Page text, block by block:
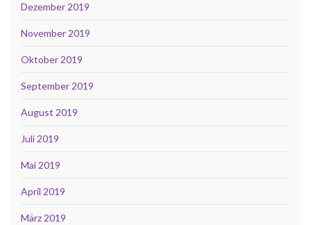
Dezember 2019
November 2019
Oktober 2019
September 2019
August 2019
Juli 2019
Mai 2019
April 2019
März 2019